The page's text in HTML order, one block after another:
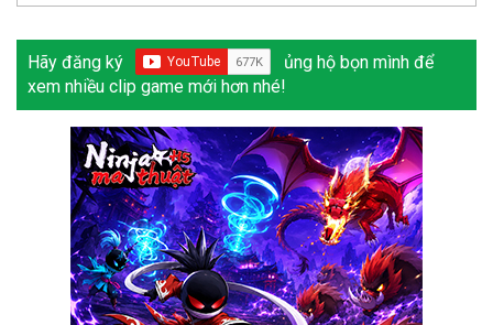
Hãy đăng ký
ủng hộ bọn mình để
xem nhiều clip game mới hơn nhé!